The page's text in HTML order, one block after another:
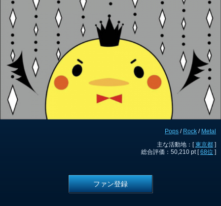
Pops / Rock / Metal
主な活動地：[東京都 ]
総合評価：50,210 pt [68位 ]
ファン登録